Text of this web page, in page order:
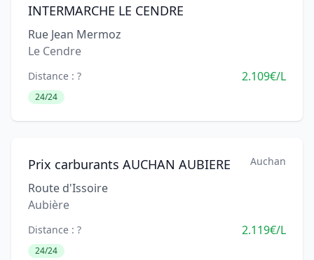
INTERMARCHE LE CENDRE
Rue Jean Mermoz
Le Cendre
Distance : ? 2.109€/L
24/24
Prix carburants AUCHAN AUBIERE Auchan
Route d'Issoire
Aubière
Distance : ? 2.119€/L
24/24